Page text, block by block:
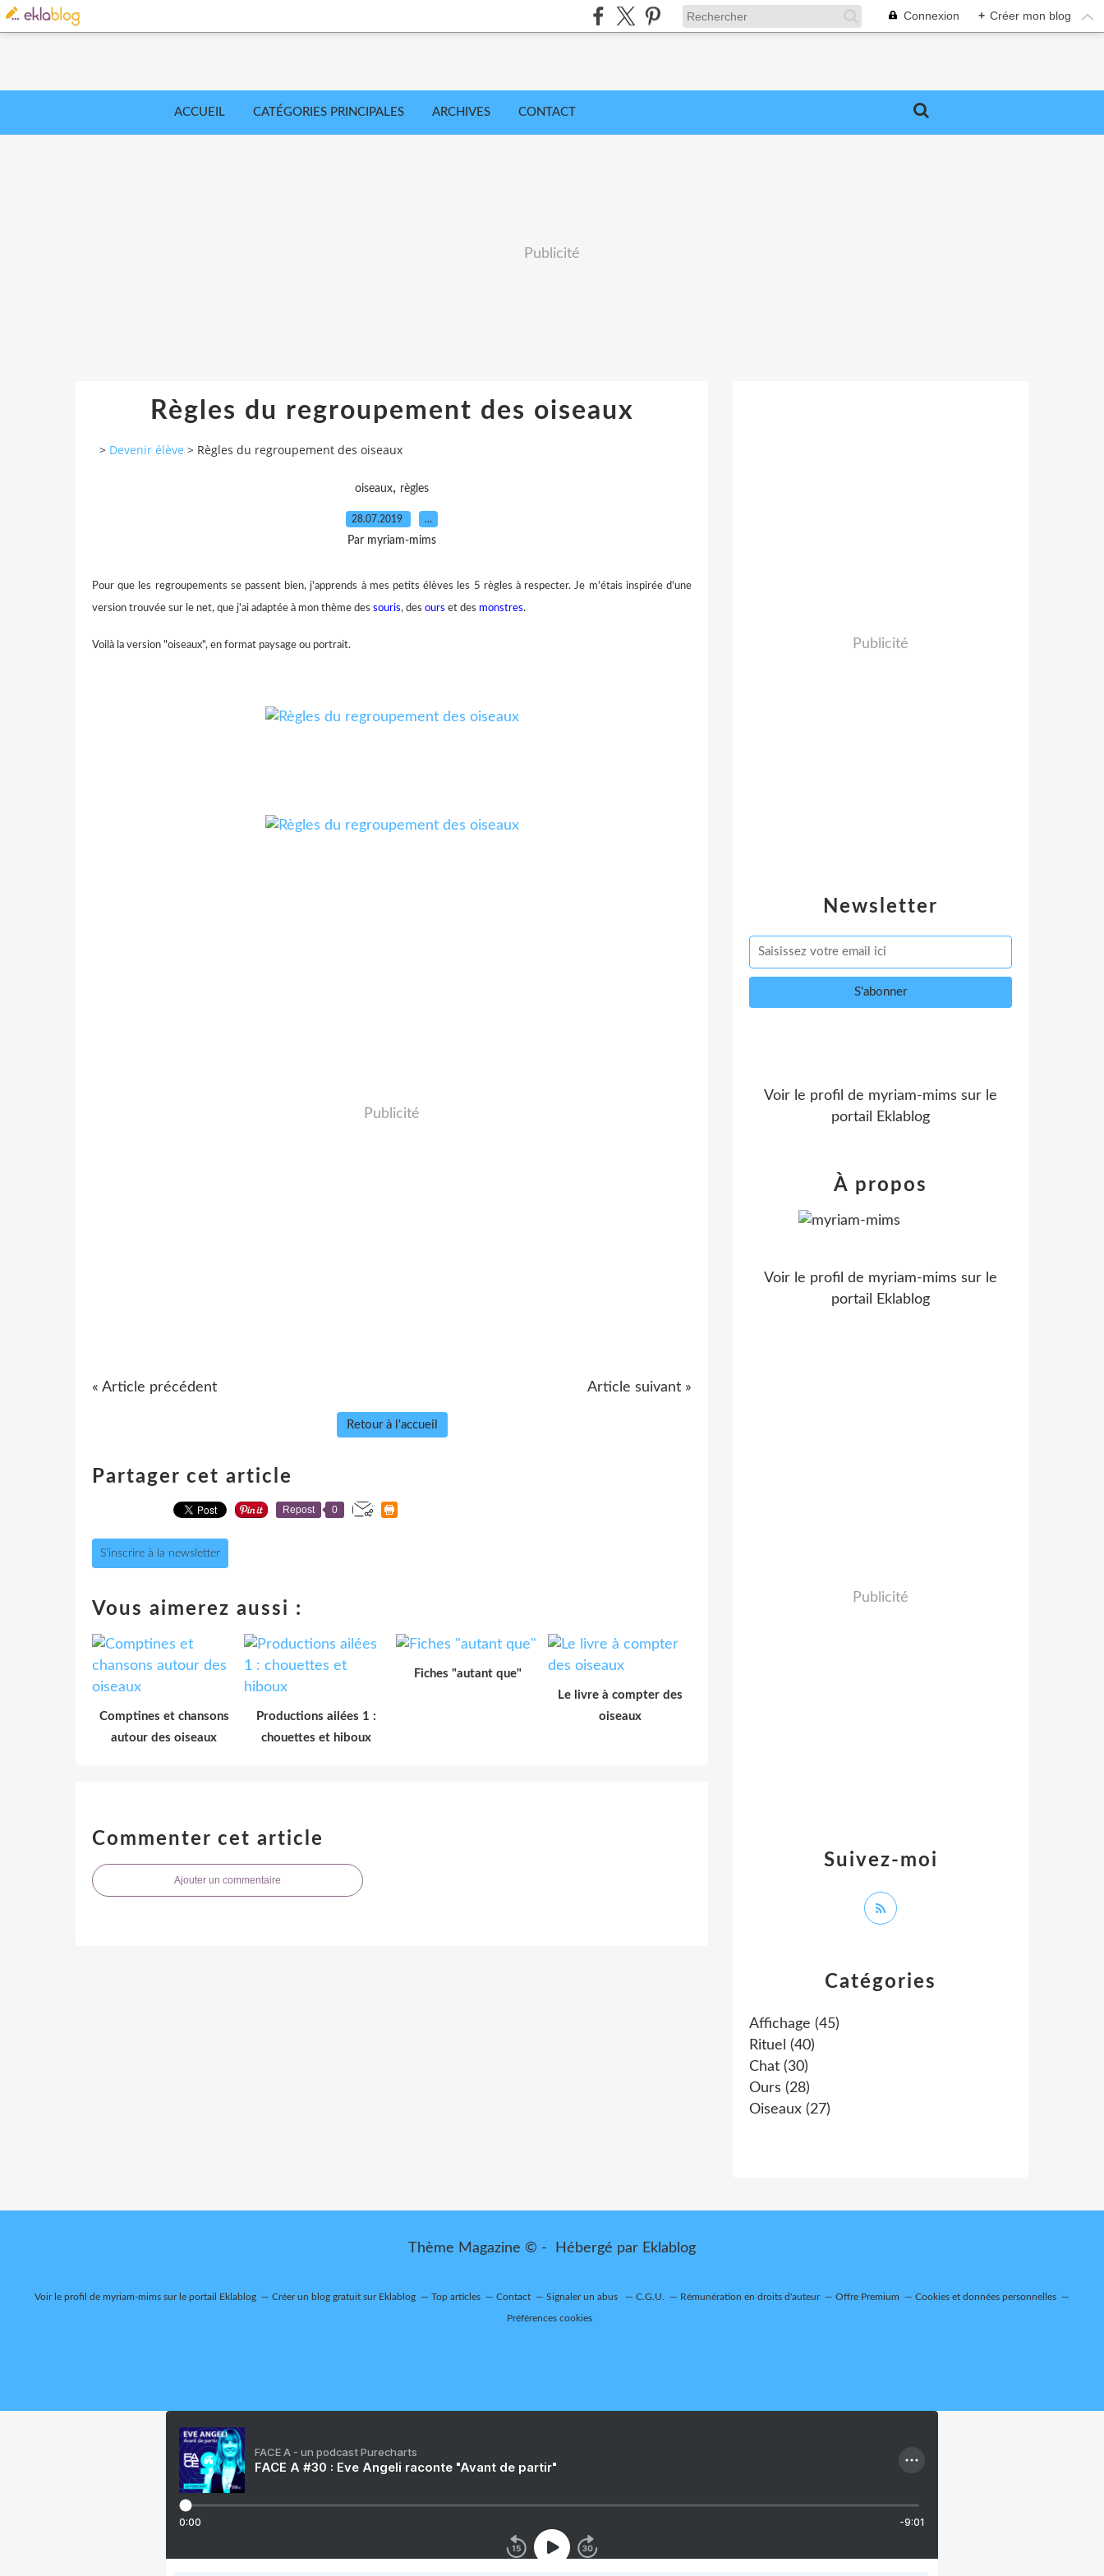
Connexion + Créer mon blog
ACCUEIL CATÉGORIES PRINCIPALES ARCHIVES CONTACT
Publicité
Règles du regroupement des oiseaux
> Devenir élève > Règles du regroupement des oiseaux
oiseaux, règles
28.07.2019 …
Par myriam-mims
Pour que les regroupements se passent bien, j'apprends à mes petits élèves les 5 règles à respecter. Je m'étais inspirée d'une
version trouvée sur le net, que j'ai adaptée à mon thème des souris, des ours et des monstres.
Voilà la version "oiseaux", en format paysage ou portrait.
Publicité
« Article précédent Article suivant »
Retour à l'accueil
Partager cet article
Repost 0
S'inscrire à la newsletter
Vous aimerez aussi :
Comptines et chansons
autour des oiseaux
Productions ailées 1 :
chouettes et hiboux
Fiches "autant que"
Le livre à compter des
oiseaux
Commenter cet article
Ajouter un commentaire
Newsletter
Publicité
Catégories
Affichage (45)
Rituel (40)
Chat (30)
Ours (28)
Oiseaux (27)
Voir le profil de myriam-mims sur le
portail Eklablog
Suivez-moi
À propos
Voir le profil de myriam-mims sur le
portail Eklablog
Publicité
Thème Magazine © - Hébergé par Eklablog
Voir le profil de myriam-mims sur le portail Eklablog Créer un blog gratuit sur Eklablog Top articles Contact Signaler un abus C.G.U. Rémunération en droits d'auteur Offre Premium Cookies et données personnelles
Préférences cookies
FACE A - un podcast Purecharts
FACE A #30 : Eve Angeli raconte "Avant de partir"
0:00 -9:01